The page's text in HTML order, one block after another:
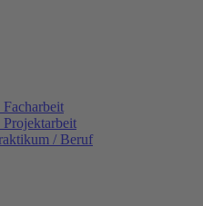
/ Beruf